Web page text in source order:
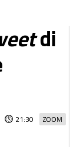
di
ZOOM
21:30